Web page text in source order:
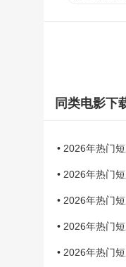
同类电影下
• 2026年热门
• 2026年热门
• 2026年热门
• 2026年热门
• 2026年热门